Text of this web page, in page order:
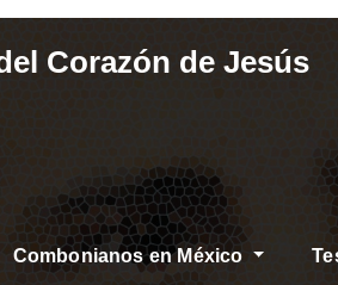
Corazón de Jesús
Combonianos en México